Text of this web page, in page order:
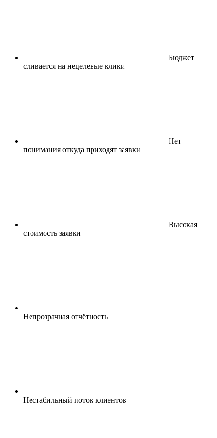
Бюджет
сливается на нецелевые клики
Нет
понимания откуда приходят заявки
Высокая
стоимость заявки
Непрозрачная отчётность
Нестабильный поток клиентов